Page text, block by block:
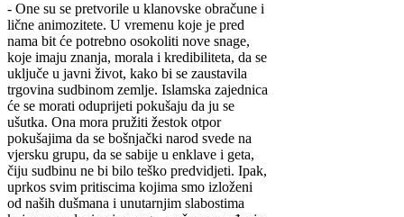
- One su se pretvorile u klanovske obračune i
lične animozitete. U vremenu koje je pred
nama bit će potrebno osokoliti nove snage,
koje imaju znanja, morala i kredibiliteta, da se
uključe u javni život, kako bi se zaustavila
trgovina sudbinom zemlje. Islamska zajednica
će se morati oduprijeti pokušaju da ju se
ušutka. Ona mora pružiti žestok otpor
pokušajima da se bošnjački narod svede na
vjersku grupu, da se sabije u enklave i geta,
čiju sudbinu ne bi bilo teško predvidjeti. Ipak,
uprkos svim pritiscima kojima smo izloženi
od naših dušmana i unutarnjim slabostima